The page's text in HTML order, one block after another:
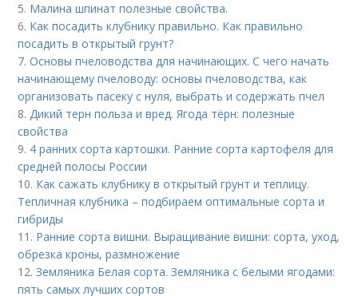
5. Малина шпинат полезные свойства.
6. Как посадить клубнику правильно. Как правильно
посадить в открытый грунт?
7.Основы пчеловодства для начинающих. С чего начать
начинающему пчеловоду: основы пчеловодства, как
организовать пасеку с нуля, выбрать и содержать пчел
8.Дикий терн польза и вред. Ягода тёрн: полезные
свойства
9. 4 ранних сорта картошки. Ранние сорта картофеля для
средней полосы России
10. Как сажать клубнику в открытый грунт и теплицу.
Тепличная клубника – подбираем оптимальные сорта и
гибриды
11. Ранние сорта вишни. Выращивание вишни: сорта, уход,
обрезка кроны, размножение
12.Земляника Белая сорта. Земляника с белыми ягодами:
пять самых лучших сортов